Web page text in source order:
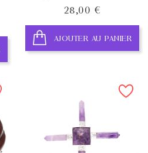
28,00 €
AJOUTER AU PANIER